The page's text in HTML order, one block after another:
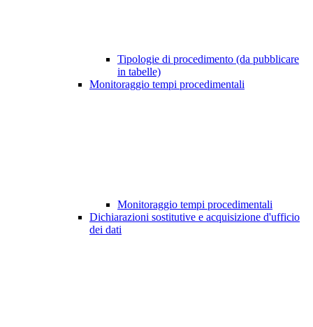
Tipologie di procedimento (da pubblicare
in tabelle)
Monitoraggio tempi procedimentali
Monitoraggio tempi procedimentali
Dichiarazioni sostitutive e acquisizione d'ufficio
dei dati